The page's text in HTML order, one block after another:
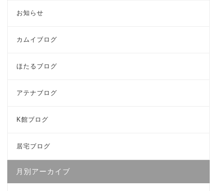
お知らせ
カムイブログ
ほたるブログ
アテナブログ
K館ブログ
居宅ブログ
月別アーカイブ